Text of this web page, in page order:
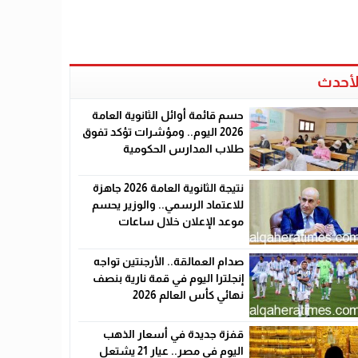
حسم قائمة أوائل الثانوية العامة
2026 اليوم.. ومؤشرات تؤكد تفوق
طلاب المدارس الحكومية
نتيجة الثانوية العامة 2026 جاهزة
للاعتماد الرسمي.. والوزير يحسم
موعد الإعلان خلال ساعات
صدام العمالقة.. الأرجنتين تواجه
إنجلترا اليوم في قمة نارية بنصف
نهائي كأس العالم 2026
قفزة جديدة في أسعار الذهب
اليوم في مصر.. عيار 21 يشتعل